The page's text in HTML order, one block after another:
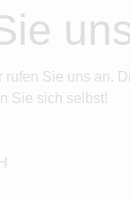
Sie uns an.
Sie sich selbst!